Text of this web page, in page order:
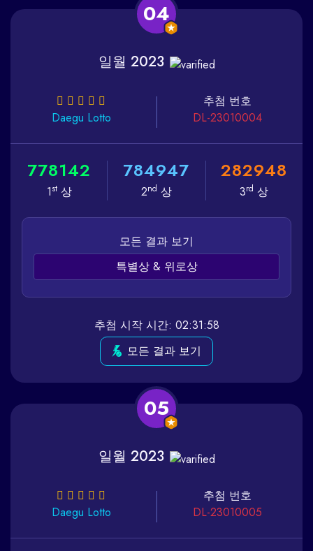
04
일월 2023
Daegu Lotto
추첨 번호
DL-23010004
778142
1st상
784947
2nd 상
282948
3rd 상
모든 결과 보기
특별상 & 위로상
추첨 시작 시간: 02:31:58
모든 결과 보기
05
일월 2023
Daegu Lotto
추첨 번호
DL-23010005